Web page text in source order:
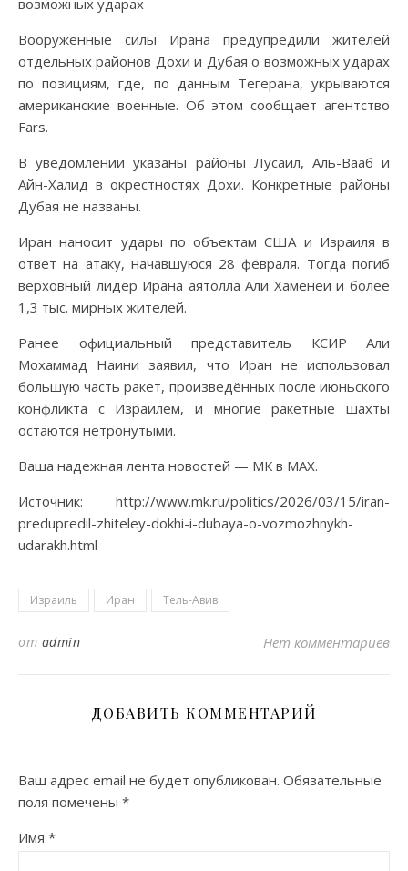
Вооружённые силы Ирана предупредили жителей
отдельных районов Дохи и Дубая о возможных ударах
по позициям, где, по данным Тегерана, укрываются
американские военные. Об этом сообщает агентство
Fars.
В уведомлении указаны районы Лусаил, Аль-Вааб и
Айн-Халид в окрестностях Дохи. Конкретные районы
Дубая не названы.
Иран наносит удары по объектам США и Израиля в
ответ на атаку, начавшуюся 28 февраля. Тогда погиб
верховный лидер Ирана аятолла Али Хаменеи и более
1,3 тыс. мирных жителей.
Ранее официальный представитель КСИР Али
Мохаммад Наини заявил, что Иран не использовал
большую часть ракет, произведённых после июньского
конфликта с Израилем, и многие ракетные шахты
остаются нетронутыми.
Ваша надежная лента новостей — МК в MAX.
Источник: http://www.mk.ru/politics/2026/03/15/iran-
predupredil-zhiteley-dokhi-i-dubaya-o-vozmozhnykh-
udarakh.html
Израиль Иран Тель-Авив
от admin Нет комментариев
ДОБАВИТЬ КОММЕНТАРИЙ
Ваш адрес email не будет опубликован. Обязательные
поля помечены *
Имя *